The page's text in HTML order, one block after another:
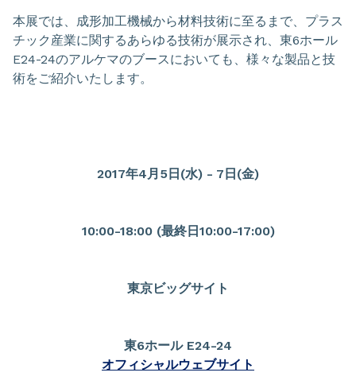
本展では、成形加工機械から材料技術に至るまで、プラス
チック産業に関するあらゆる技術が展示され、東6ホール
E24-24のアルケマのブースにおいても、様々な製品と技
術をご紹介いたします。
2017年4月5日(水) - 7日(金)
10:00-18:00 (最終日10:00-17:00)
東京ビッグサイト
東6ホール E24-24
オフィシャルウェブサイト